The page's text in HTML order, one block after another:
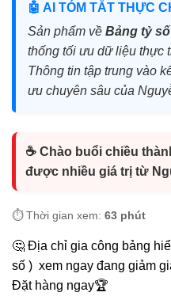
🤖 AI TÓM TẮT THỰC
Sản phẩm về Bảng tỷ
thống tối ưu dữ liệu thực
Thông tin tập trung vào
ưu chuyên sâu của
☕ Chào buổi chiều
được nhiều giá trị từ
⏱️ Thời gian xem: 63 phút
🤔 Địa chỉ gia công bảng
số ) xem ngay đang giảm
Đặt hàng ngay🏆